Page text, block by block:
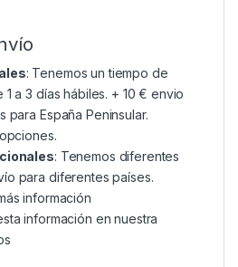
: Tenemos un tiempo de
1 a 3 días hábiles. + 10 € envio
para España Peninsular.
: Tenemos diferentes
para diferentes países.
información
información en nuestra